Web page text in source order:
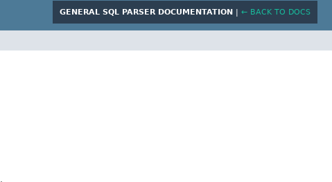
GENERAL SQL PARSER DOCUMENTATION | ← BACK TO DOCS